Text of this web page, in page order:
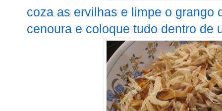
coza as ervilhas e limpe o grango
cenoura e coloque tudo dentro de